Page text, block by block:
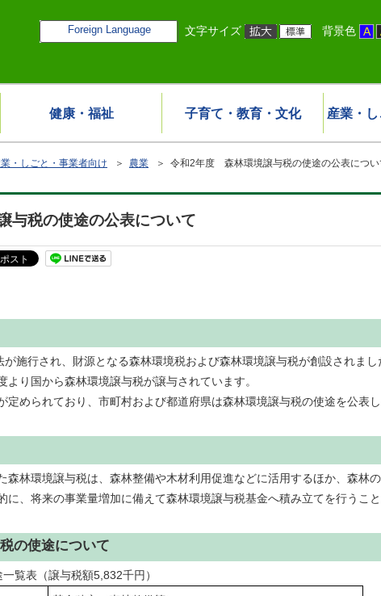
Foreign Language 文字サイズ 背景色
健康・福祉 子育て・教育・文化 産業・
・しごと・事業者向け ＞ 農業 ＞ 令和2年度 森林環境譲与税の使途の公表につい
税の使途の公表について
施行され、財源となる森林環境税および森林環境譲与税が創設されまし
り国から森林環境譲与税が譲与されています。
められており、市町村および都道府県は森林環境譲与税の使途を公表
林環境譲与税は、森林整備や木材利用促進などに活用するほか、森林
に、将来の事業量増加に備えて森林環境譲与税基金へ積み立てを行うこと
の使途について
覧表（譲与税額5,832千円）